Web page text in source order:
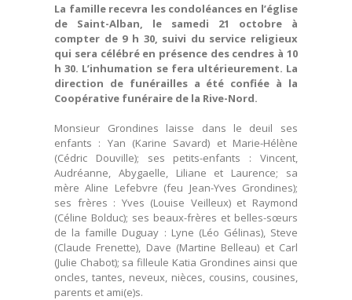
La famille recevra les condoléances en l’église
de Saint-Alban, le samedi 21 octobre à
compter de 9 h 30, suivi du service religieux
qui sera célébré en présence des cendres à 10
h 30. L’inhumation se fera ultérieurement. La
direction de funérailles a été confiée à la
Coopérative funéraire de la Rive-Nord.
Monsieur Grondines laisse dans le deuil ses
enfants : Yan (Karine Savard) et Marie-Hélène
(Cédric Douville); ses petits-enfants : Vincent,
Audréanne, Abygaelle, Liliane et Laurence; sa
mère Aline Lefebvre (feu Jean-Yves Grondines);
ses frères : Yves (Louise Veilleux) et Raymond
(Céline Bolduc); ses beaux-frères et belles-sœurs
de la famille Duguay : Lyne (Léo Gélinas), Steve
(Claude Frenette), Dave (Martine Belleau) et Carl
(Julie Chabot); sa filleule Katia Grondines ainsi que
oncles, tantes, neveux, nièces, cousins, cousines,
parents et ami(e)s.